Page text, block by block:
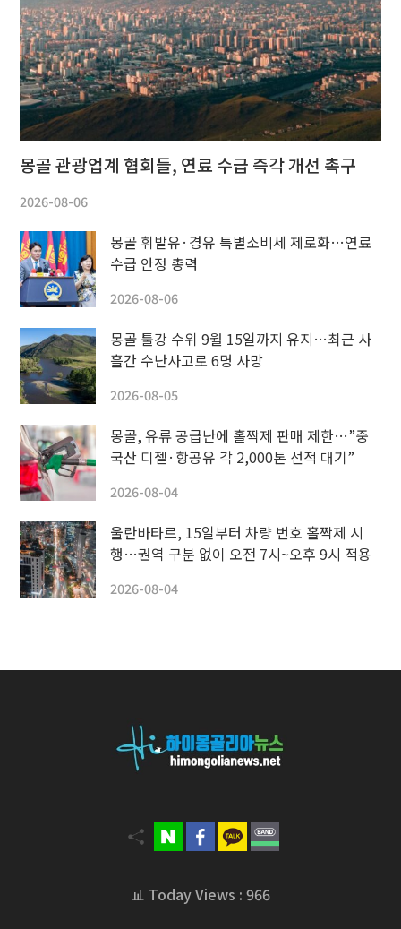
몽골 관광업계 협회들, 연료 수급 즉각 개선 촉구
2026-08-06
몽골 휘발유·경유 특별소비세 제로화…연료
수급 안정 총력
2026-08-06
몽골 툴강 수위 9월 15일까지 유지…최근 사
흘간 수난사고로 6명 사망
2026-08-05
몽골, 유류 공급난에 홀짝제 판매 제한…”중
국산 디젤·항공유 각 2,000톤 선적 대기”
2026-08-04
울란바타르, 15일부터 차량 번호 홀짝제 시
행…권역 구분 없이 오전 7시~오후 9시 적용
2026-08-04
📊 Today Views : 966